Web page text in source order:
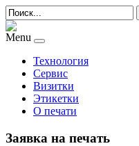
Menu
Технология
Сервис
Визитки
Этикетки
О печати
Заявка на печать